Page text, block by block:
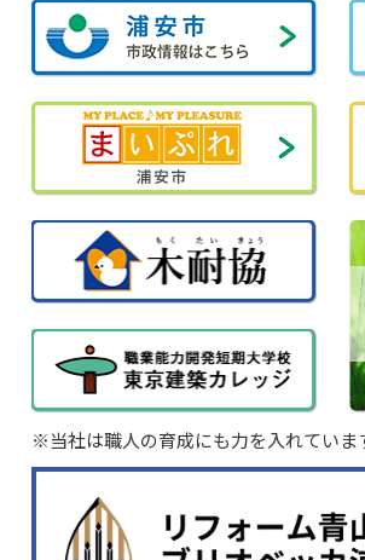
※当社は職人の育成にも力を入れていま